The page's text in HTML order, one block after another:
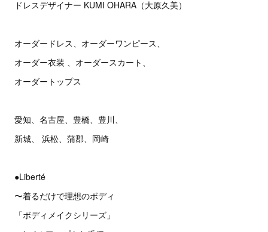
ドレスデザイナー KUMI OHARA（大原久美）
オーダードレス、オーダーワンピース、
オーダー衣装 、オーダースカート、
オーダートップス
愛知、名古屋、豊橋、豊川、
新城、 浜松、蒲郡、岡崎
●Liberté
〜着るだけで理想のボディ
「ボディメイクシリーズ」